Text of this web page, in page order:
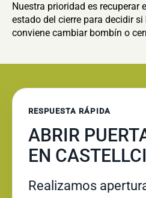
Nuestra prioridad es recuperar
estado del cierre para decidir
conviene cambiar bombín o
RESPUESTA RÁPIDA
ABRIR
EN
Realizamos